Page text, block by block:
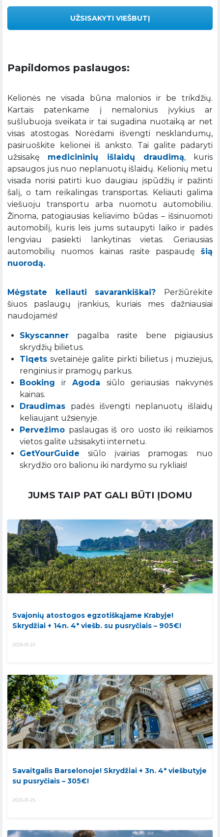
UŽSISAKYTI VIEŠBUTĮ
Papildomos paslaugos:
Kelionės ne visada būna malonios ir be trikdžių.
Kartais patenkame į nemalonius įvykius ar
sušlubuoja sveikata ir tai sugadina nuotaiką ar net
visas atostogas. Norėdami išvengti nesklandumų,
pasiruoškite kelionei iš anksto. Tai galite padaryti
užsisakę medicininių išlaidų draudimą, kuris
apsaugos jus nuo neplanuotų išlaidų. Kelionių metu
visada norisi patirti kuo daugiau įspūdžių ir pažinti
šalį, o tam reikalingas transportas. Keliauti galima
viešuoju transportu arba nuomotu automobiliu.
Žinoma, patogiausias keliavimo būdas – išsinuomoti
automobilį, kuris leis jums sutaupyti laiko ir padės
lengviau pasiekti lankytinas vietas. Geriausias
automobilių nuomos kainas rasite paspaudę šią
nuorodą.
Mėgstate keliauti savarankiškai? Peržiūrėkite
šiuos paslaugų įrankius, kuriais mes dažniausiai
naudojamės!
Skyscanner pagalba rasite bene pigiausius
skrydžių bilietus.
Tiqets svetainėje galite pirkti bilietus į muziejus,
renginius ir pramogų parkus.
Booking irAgoda siūlo geriausias nakvynės
kainas.
Draudimas padės išvengti neplanuotų išlaidų
keliaujant užsienyje.
Pervežimo paslaugas iš oro uosto iki reikiamos
vietos galite užsisakyti internetu.
GetYourGuide siūlo įvairias pramogas: nuo
skrydžio oro balionu iki nardymo su rykliais!
JUMS TAIP PAT GALI BŪTI ĮDOMU
Svajonių atostogos egzotiškąjame Krabyje!
Skrydžiai + 14n. 4* viešb. su pusryčiais – 905€!
2026-01-25
Savaitgalis Barselonoje! Skrydžiai + 3n. 4* viešbutyje
su pusryčiais – 305€!
2026-01-25